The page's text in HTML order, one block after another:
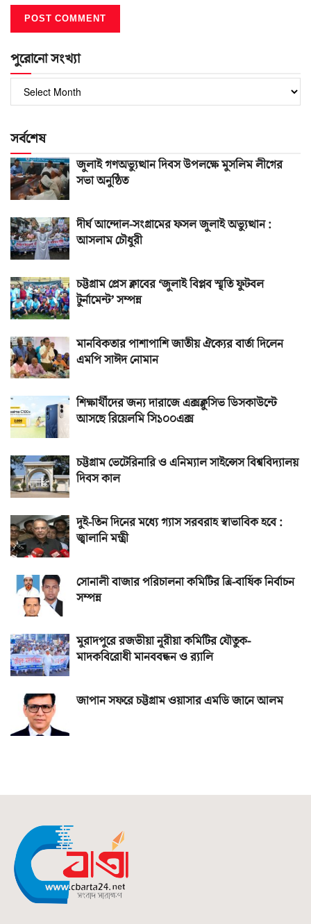
পুরোনো সংখ্যা
পুরোনো
সংখ্যা
সর্বশেষ
জুলাই গণঅভ্যুত্থান দিবস উপলক্ষে মুসলিম লীগের
সভা অনুষ্ঠিত
দীর্ঘ আন্দোল-সংগ্রামের ফসল জুলাই অভ্যুত্থান :
আসলাম চৌধুরী
চট্টগ্রাম প্রেস ক্লাবের ‘জুলাই বিপ্লব স্মৃতি ফুটবল
টুর্নামেন্ট’ সম্পন্ন
মানবিকতার পাশাপাশি জাতীয় ঐক্যের বার্তা দিলেন
এমপি সাঈদ নোমান
শিক্ষার্থীদের জন্য দারাজে এক্সক্লুসিভ ডিসকাউন্টে
আসছে রিয়েলমি সি১০০এক্স
চট্টগ্রাম ভেটেরিনারি ও এনিম্যাল সাইন্সেস বিশ্ববিদ্যালয়
দিবস কাল
দুই-তিন দিনের মধ্যে গ্যাস সরবরাহ স্বাভাবিক হবে :
জ্বালানি মন্ত্রী
সোনালী বাজার পরিচালনা কমিটির ত্রি-বার্ষিক নির্বাচন
সম্পন্ন
মুরাদপুরে রজভীয়া নূরীয়া কমিটির যৌতুক-
মাদকবিরোধী মানববন্ধন ও র‌্যালি
জাপান সফরে চট্টগ্রাম ওয়াসার এমডি জানে আলম